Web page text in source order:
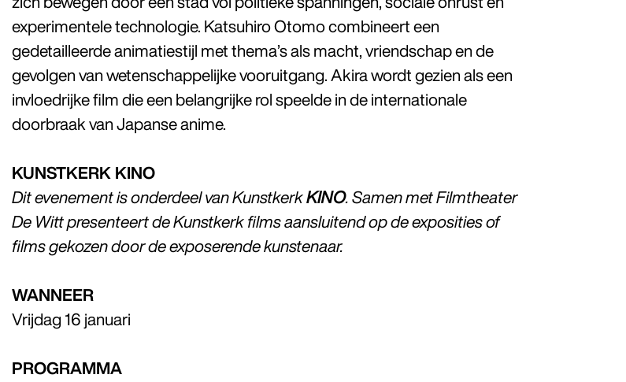
experimentele technologie. Katsuhiro Otomo combineert een
gedetailleerde animatiestijl met thema’s als macht, vriendschap en de
gevolgen van wetenschappelijke vooruitgang. Akira wordt gezien als een
invloedrijke film die een belangrijke rol speelde in de internationale
doorbraak van Japanse anime.
KUNSTKERK KINO
Dit evenement is onderdeel van KunstkerkKINO. Samen met Filmtheater
De Witt presenteert de Kunstkerk films aansluitend op de exposities of
films gekozen door de exposerende kunstenaar.
WANNEER
Vrijdag 16 januari
PROGRAMMA